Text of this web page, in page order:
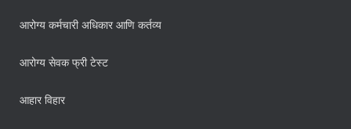
आरोग्य कर्मचारी अधिकार आणि कर्तव्य
आरोग्य सेवक फ्री टेस्ट
आहार विहार